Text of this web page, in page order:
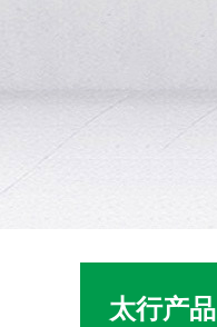
太行产品